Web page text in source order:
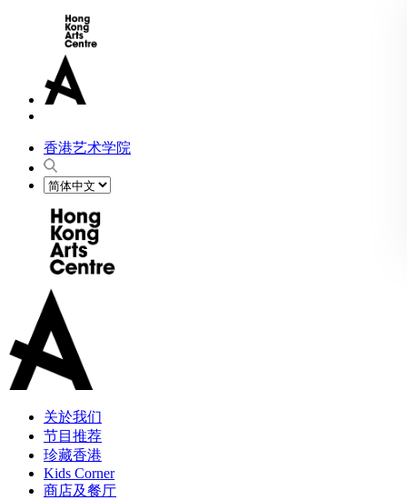
香港艺术学院
关於我们
节目推荐
珍藏香港
Kids Corner
商店及餐厅